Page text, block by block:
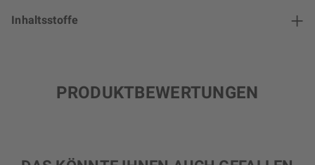
Inhaltsstoffe
PRODUKTBEWERTUNGEN